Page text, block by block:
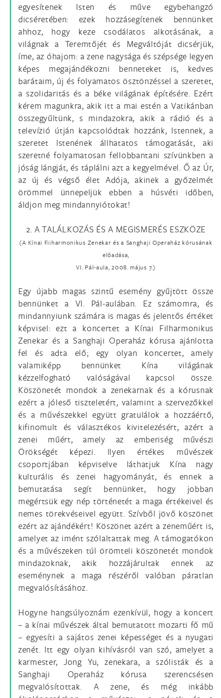
egyesítenek Isten és műve egybehangzó
dicséretében: ezek hozzásegítenek bennünket
ahhoz, hogy keze csodálatos alkotásának, a
világnak a Teremtőjét és Megváltóját dicsérjük,
íme, az óhajom: a zene nagysága és szépsége legyen
képes megajándékozni benneteket is, kedves
barátaim, új és folyamatos ösztönzéssel a szeretet,
a szolidaritás és a béke világának építésére. Ezért
kérem magunkra, akik itt a mai estén a Vatikánban
összegyűltünk, s mindazokra, akik a rádió és a
televízió útján kapcsolódtak hozzánk, Istennek, a
szeretet Istenének állhatatos támogatását, aki
szeretné folyamatosan fellobbantani szívünkben a
jóság lángját, és táplálni azt a kegyelmével. Ő az Úr,
az új és végső élet Adója, akinek a győzelmét
örömmel ünnepeljük ebben a húsvéti időben,
áldjon meg mindannyiótokat!
2. A TALÁLKOZÁS ÉS A MEGISMERÉS ESZKÖZE
(A Kínai Fiiharmonikus Zenekar és a Sanghaji Operaház kórusának
előadása,
VI. Pál-aula, 2008. május 7.)
Egy újabb magas szintű esemény gyűjtött össze
bennünket a VI. Pál-aulában. Ez számomra, és
mindannyiunk számára is magas és jelentős értéket
képvisel: ezt a koncertet a Kínai Filharmonikus
Zenekar és a Sanghaji Operaház kórusa ajánlotta
fel és adta elő; egy olyan koncertet, amely
valamiképp bennünket Kína világának
kézzelfogható valóságával kapcsol össze.
Köszönetét mondok a zenekarnak és a kórusnak
ezért a jóleső tiszteletért, valamint a szervezőkkel
és a művészekkel együtt gratulálok a hozzáértő,
kifinomult és választékos kivitelezésért, azért a
zenei műért, amely az emberiség művészi
Örökségét képezi. Ilyen értékes művészek
csoportjában képviselve láthatjuk Kína nagy
kulturális és zenei hagyományát, és ennek a
bemutatása segít bennünket, hogy jobban
megértsük egy nép történetét a maga értékeivel és
nemes törekvéseivel együtt. Szívből jövő köszönet
ezért az ajándékért! Köszönet azért a zeneműért is,
amelyet az imént szólaltattak meg. A támogatókon
és a művészeken túl örömteli köszönetét mondok
mindazoknak, akik hozzájárultak ennek az
eseménynek a maga részéről valóban páratlan
megvalósításához.
Hogyne hangsúlyoznám ezenkívül, hogy a koncert
– a kínai művészek által bemutatott mozarti fő mű
– egyesíti a sajátos zenei képességet és a nyugati
zenét. Itt egy olyan kihívásról van szó, amelyet a
karmester, Jong Yu, zenekara, a szólisták és a
Sanghaji Operaház kórusa szerencsésen
megvalósítottak. A zene, és még inkább